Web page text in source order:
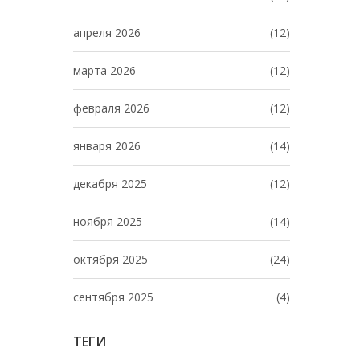
апреля 2026 (12)
марта 2026 (12)
февраля 2026 (12)
января 2026 (14)
декабря 2025 (12)
ноября 2025 (14)
октября 2025 (24)
сентября 2025 (4)
ТЕГИ